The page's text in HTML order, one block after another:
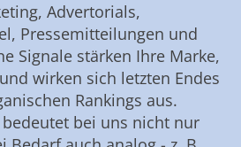
Advertorials,
Pressemitteilungen und
Signale stärken Ihre Marke,
wirken sich letzten Endes
Rankings aus.
bei uns nicht nur